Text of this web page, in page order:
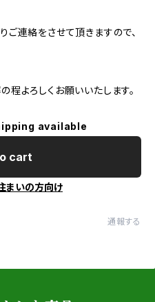
ご連絡をさせて頂きますので、
程よろしくお願いいたします。
available
cart
まいの方向け
通報する